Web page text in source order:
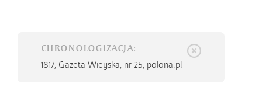
CHRONOLOGIZACJA:
1817, Gazeta Wieyska, nr 25, polona.pl